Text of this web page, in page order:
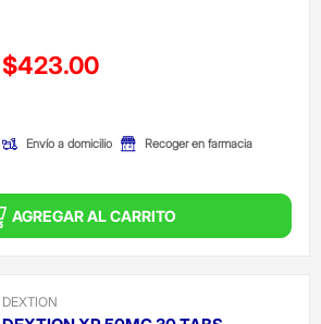
Precio reducido de
$423.00
Envío a domicilio Recoger en farmacia
AGREGAR AL CARRITO
DEXTION